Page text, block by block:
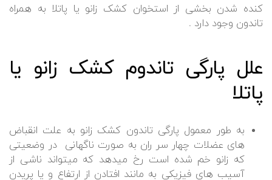
کنده شدن بخشی از استخوان کشک زانو یا پاتلا به همراه
تاندون وجود دارد .
علل پارگی تاندوم کشک زانو یا
پاتلا
به طور معمول پارگی تاندون کشک زانو به علت انقباض
های عضلات چهار سر ران به صورت ناگهانی در وضعیتی
که زانو خم شده است رخ میدهد که میتواند ناشی از
آسیب های فیزیکی به مانند افتادن از ارتفاع و یا پریدن